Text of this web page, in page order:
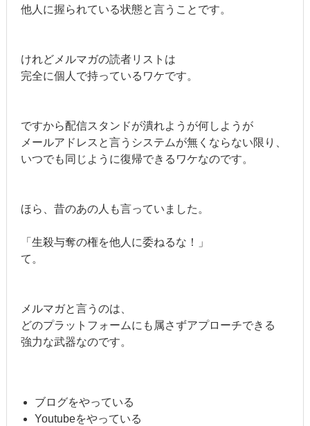
他人に握られている状態と言うことです。
けれどメルマガの読者リストは
完全に個人で持っているワケです。
ですから配信スタンドが潰れようが何しようが
メールアドレスと言うシステムが無くならない限り、
いつでも同じように復帰できるワケなのです。
ほら、昔のあの人も言っていました。
「生殺与奪の権を他人に委ねるな！」
て。
メルマガと言うのは、
どのプラットフォームにも属さずアプローチできる
強力な武器なのです。
ブログをやっている
Youtubeをやっている